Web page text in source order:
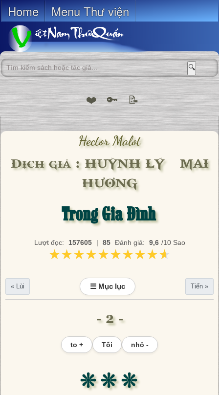
Home Menu Thư viện
🔍
❤️ 🔑 📝
Hector Malot
Dịch giả : HUỲNH LÝ – MAI
HƯƠNG
Trong Gia Đình
Lượt đọc: 157605 | 85 Đánh giá: 9,6 /10 Sao
★★★★★★★★★★
★★★★★★★★★★
« Lùi ☰ Mục lục Tiến »
- 2 -
to + Tối nhỏ -
❊ ❊ ❊